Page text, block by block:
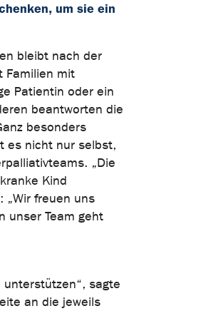
um sie ein
bleibt nach der
Familien mit
Patientin oder ein
beantworten die
besonders
es nicht nur selbst,
„Die
Kind
„Wir freuen uns
unser Team geht
sagte
an die jeweils